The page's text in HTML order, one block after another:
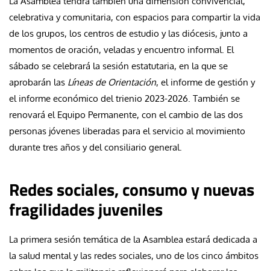
celebrativa y comunitaria, con espacios para compartir la vida
de los grupos, los centros de estudio y las diócesis, junto a
momentos de oración, veladas y encuentro informal. El
sábado se celebrará la sesión estatutaria, en la que se
aprobarán las Líneas de Orientación, el informe de gestión y
el informe económico del trienio 2023-2026. También se
renovará el Equipo Permanente, con el cambio de las dos
personas jóvenes liberadas para el servicio al movimiento
durante tres años y del consiliario general.
Redes sociales, consumo y nuevas
fragilidades juveniles
La primera sesión temática de la Asamblea estará dedicada a
la salud mental y las redes sociales, uno de los cinco ámbitos